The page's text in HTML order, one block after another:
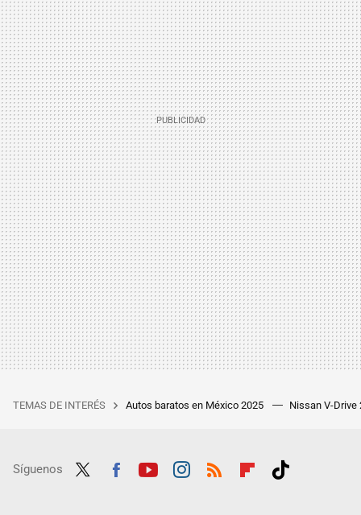
TEMAS DE INTERÉS Autos baratos en México 2025 Nissan V-Drive
Síguenos